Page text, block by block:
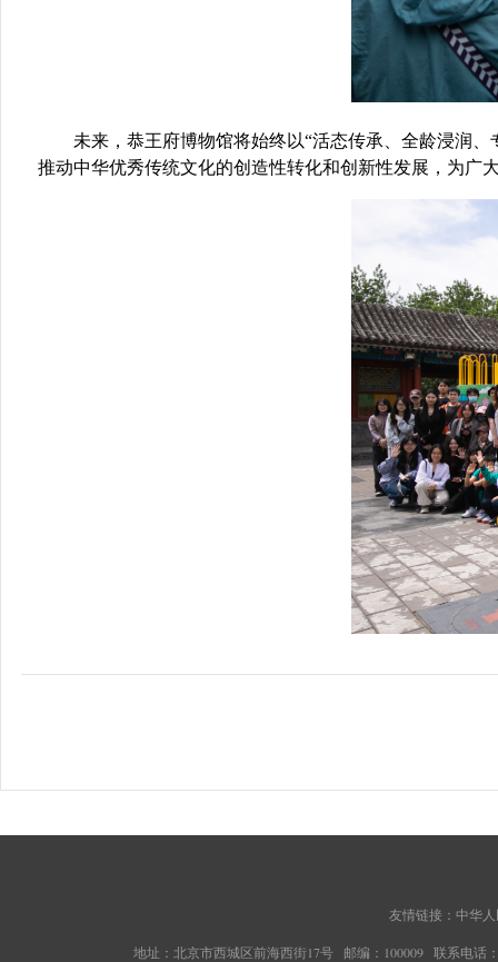
未来， 恭王府博物馆将始终以“活态传承、全龄浸润、
推动中华优秀传统文化的创造性转化和创新性发展 ，为广
友情链接： 中华
地址：北京市西城区前海西街17号 邮编：100009 联系电话